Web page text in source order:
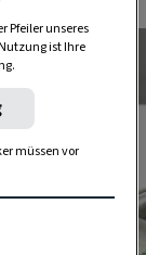
Pfeiler unseres
ist Ihre
müssen vor